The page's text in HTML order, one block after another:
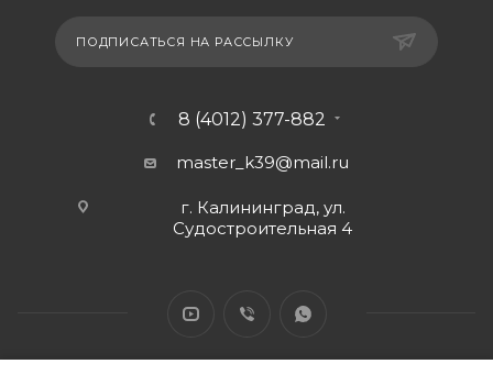
ПОДПИСАТЬСЯ НА РАССЫЛКУ
8 (4012) 377-882
master_k39@mail.ru
г. Калининград, ул.
Судостроительная 4